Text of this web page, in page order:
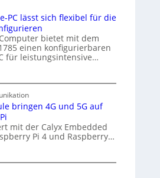
t
e
k
t
r
s
i
c
a
-
A
I
a
n
e
PC lässt sich flexibel für die
bietet mit dem
einen konfigurierbaren
für leistungsintensive…
bringen 4G und 5G auf
mit der Calyx Embedded
Pi 4 und Raspberry…